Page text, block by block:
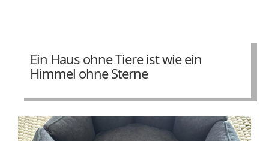
Ein Haus ohne Tiere ist wie ein
Himmel ohne Sterne